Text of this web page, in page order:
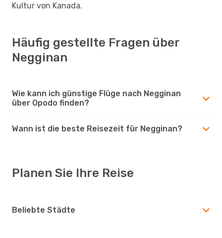
Kultur von Kanada.
Häufig gestellte Fragen über
Negginan
Wie kann ich günstige Flüge nach Negginan
über Opodo finden?
Wann ist die beste Reisezeit für Negginan?
Planen Sie Ihre Reise
Beliebte Städte